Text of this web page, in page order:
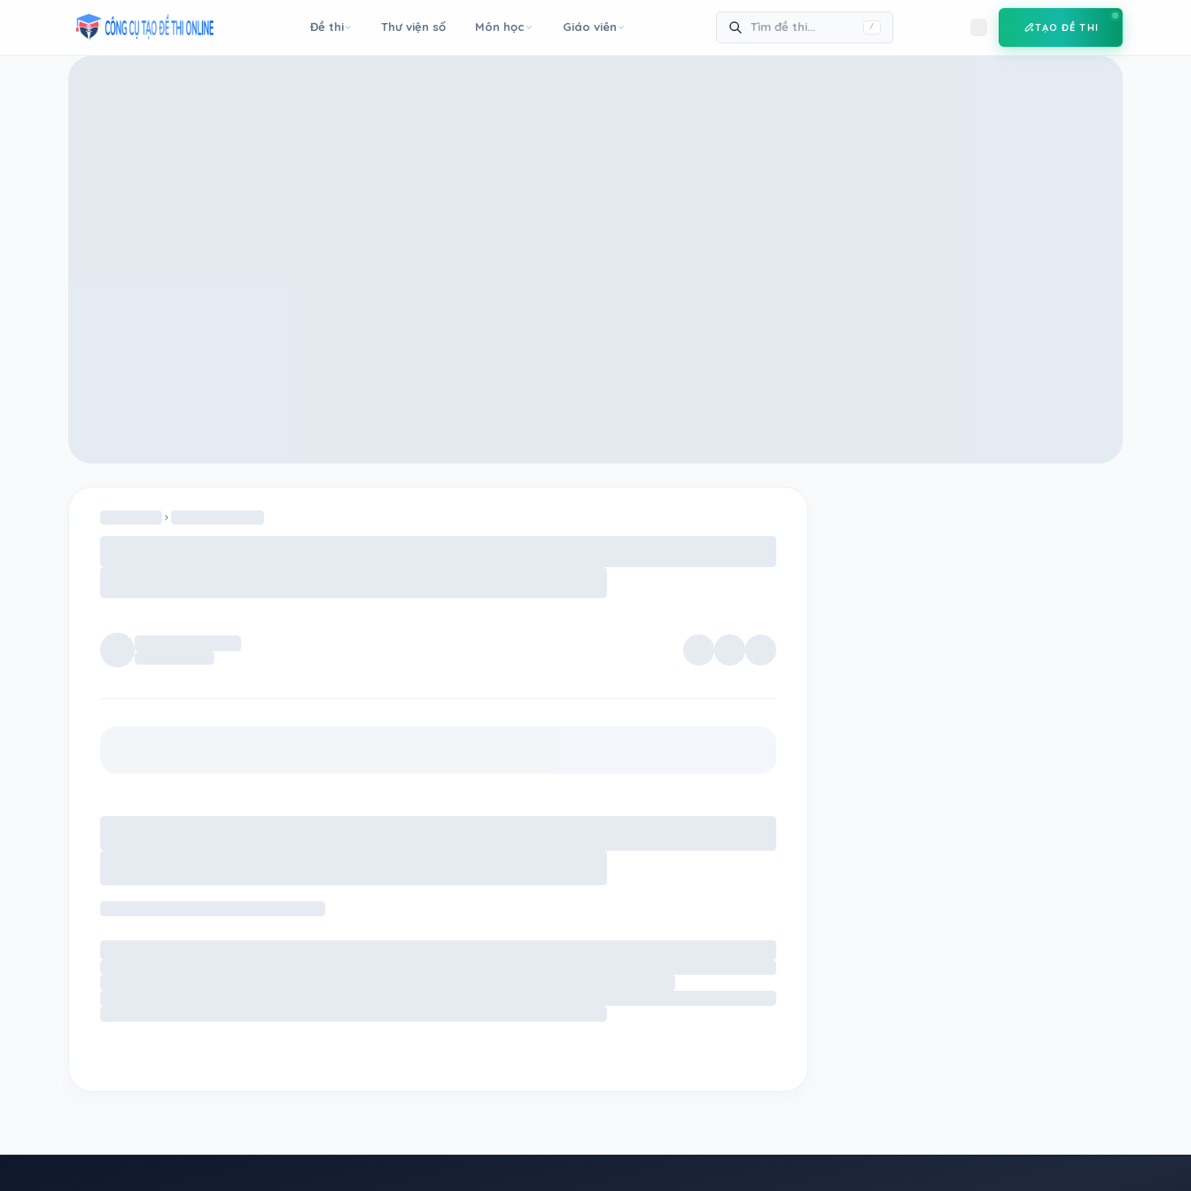
Đề thi Thư viện số Môn học Giáo viên / TẠO ĐỀ THI
Taodethi.xyz - Tạo đề thi Online miễn phí